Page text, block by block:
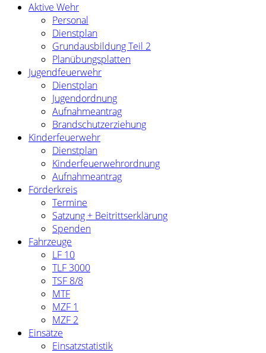
Aktive Wehr
Personal
Dienstplan
Grundausbildung Teil 2
Planübungsplatten
Jugendfeuerwehr
Dienstplan
Jugendordnung
Aufnahmeantrag
Brandschutzerziehung
Kinderfeuerwehr
Dienstplan
Kinderfeuerwehrordnung
Aufnahmeantrag
Förderkreis
Termine
Satzung + Beitrittserklärung
Spenden
Fahrzeuge
LF 10
TLF 3000
TSF 8/8
MTF
MZF 1
MZF 2
Einsätze
Einsatzstatistik